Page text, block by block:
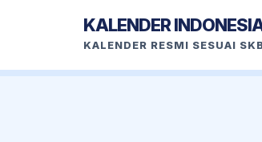
KALENDER
KALENDER RESMI SESUAI